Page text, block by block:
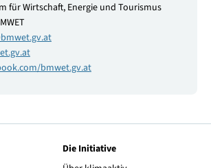
für Wirtschaft, Energie und Tourismus
bmwet.gv.at
Die Initiative